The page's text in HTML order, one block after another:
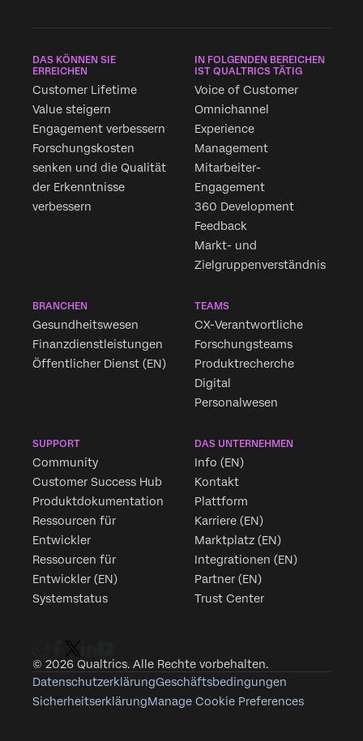
DAS KÖNNEN SIE
ERREICHEN
Customer Lifetime
Value steigern
Engagement verbessern
Forschungskosten
senken und die Qualität
der Erkenntnisse
verbessern
IN FOLGENDEN BEREICHEN
IST QUALTRICS TÄTIG
Voice of Customer
Omnichannel
Experience
Management
Mitarbeiter-
Engagement
360 Development
Feedback
Markt- und
Zielgruppenverständnis
BRANCHEN
Gesundheitswesen
Finanzdienstleistungen
Öffentlicher Dienst (EN)
TEAMS
CX-Verantwortliche
Forschungsteams
Produktrecherche
Digital
Personalwesen
SUPPORT
Community
Customer Success Hub
Produktdokumentation
Ressourcen für
Entwickler
Ressourcen für
Entwickler (EN)
Systemstatus
DAS UNTERNEHMEN
Info (EN)
Kontakt
Plattform
Karriere (EN)
Marktplatz (EN)
Integrationen (EN)
Partner (EN)
Trust Center
© 2026 Qualtrics. Alle Rechte vorbehalten.
DatenschutzerklärungGeschäftsbedingungen
SicherheitserklärungManage Cookie Preferences